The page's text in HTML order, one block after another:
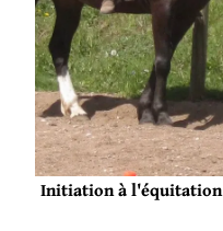
Initiation à l'équitation